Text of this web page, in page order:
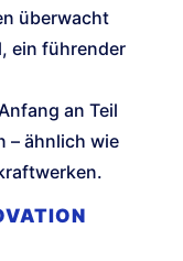
überwacht
ein führender
an Teil
– ähnlich wie